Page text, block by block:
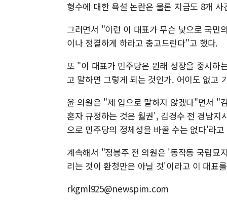
형수에 대한 욕설 논란은 물론 지금도 8개
그러면서 "이런 이 대표가 무슨 낯으로 국민
이나 정결하게 하라고 충고드린다"고 했다.
또 "이 대표가 민주당은 원래 성장을 중시하
고 말하면 그렇게 되는 것인가. 어이도 없고
윤 의원은 "제 입으로 말하지 않겠다"면서 "
혼자 규정하는 것은 월권', 김경수 전 경남
으로 민주당의 정체성을 바꿀 수는 없다'라
계속해서 "정봉주 전 의원은 '동작동 국립묘
리는 것이 환청만은 아닐 것'이라고 이 대표
rkgml925@newspim.com